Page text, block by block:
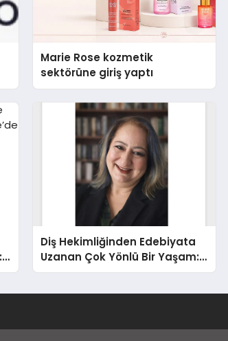
Marie Rose kozmetik
sektörüne giriş yaptı
Diş Hekimliğinden Edebiyata
Uzanan Çok Yönlü Bir Yaşam:
Yeşim Şahin Yaman